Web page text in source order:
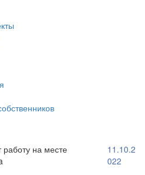
11.10.2
022